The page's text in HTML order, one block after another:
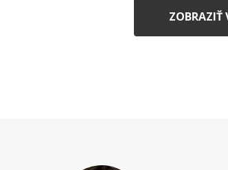
ZOBRAZIŤ